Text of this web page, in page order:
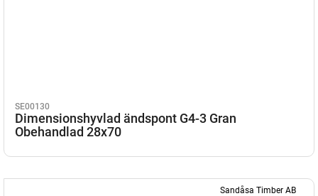
SE00130
Dimensionshyvlad ändspont G4-3 Gran
Obehandlad 28x70
Sandåsa Timber AB